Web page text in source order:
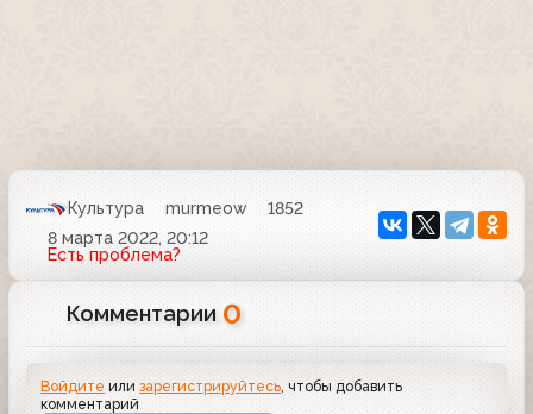
Культура murmeow
1852
8 марта 2022, 20:12
Есть проблема?
Комментарии 0
Войдите илизарегистрируйтесь , чтобы добавить
комментарий